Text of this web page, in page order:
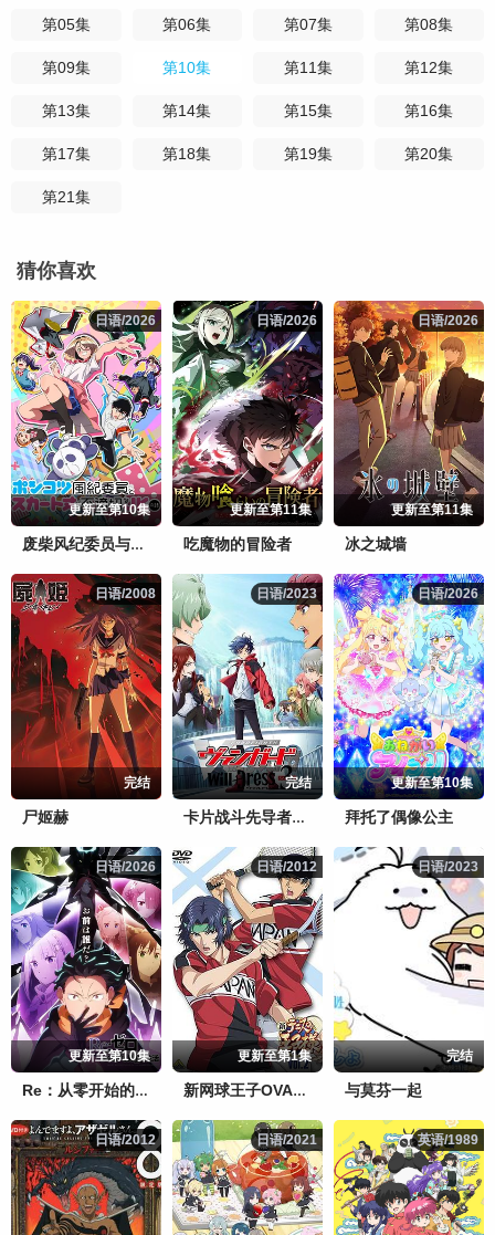
第05集 第06集 第07集 第08集
第09集 第10集 第11集 第12集
第13集 第14集 第15集 第16集
第17集 第18集 第19集 第20集
第21集
猜你喜欢
日语/2026
日语/2026
更新至第10集
废柴风纪委员与裙子长度不合规的JK的故事
日语/2026
日语/2026
更新至第11集
吃魔物的冒险者
日语/2026
日语/2026
更新至第11集
冰之城墙
日语/2008
日语/2008
完结
尸姬赫
日语/2023
日语/2023
完结
卡片战斗先导者overDress第五季
日语/2026
日语/2026
更新至第10集
拜托了偶像公主
日语/2026
日语/2026
更新至第10集
Re：从零开始的异世界生活 第四季
日语/2012
日语/2012
更新至第1集
新网球王子OVA2 神之子vs皇帝
日语/2023
日语/2023
完结
与莫芬一起
日语/2012
日语/2012 日语/2021
日语/2021 英语/1989
英语/1989